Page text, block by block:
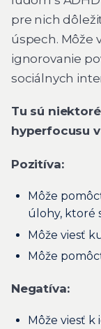
pre nich
úspech. Môže
ignorovanie
sociálnych
Tu sú
hyperfocusu
Pozitíva:
Môže
úlohy, ktoré
Môže viesť
Môže
Negatíva:
Môže viesť